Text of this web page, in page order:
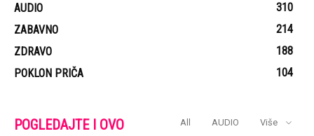
AUDIO
310
ZABAVNO
214
ZDRAVO
188
POKLON PRIČA
104
POGLEDAJTE I OVO All AUDIO Više